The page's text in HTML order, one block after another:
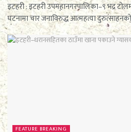
इटहरी : इटहरी उपमहानगरपालिका–९ भद्र
घटनामा चार जनाविरुद्ध आत्महत्या
FEATURE BREAKING